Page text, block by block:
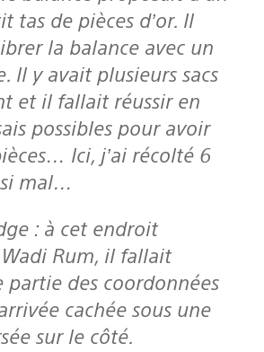
tas de pièces d’or. Il
la balance avec un
Il y avait plusieurs sacs
et il fallait réussir en
possibles pour avoir
Ici, j’ai récolté 6
si mal…
Rum, il fallait
partie des coordonnées
cachée sous une
sur le côté.